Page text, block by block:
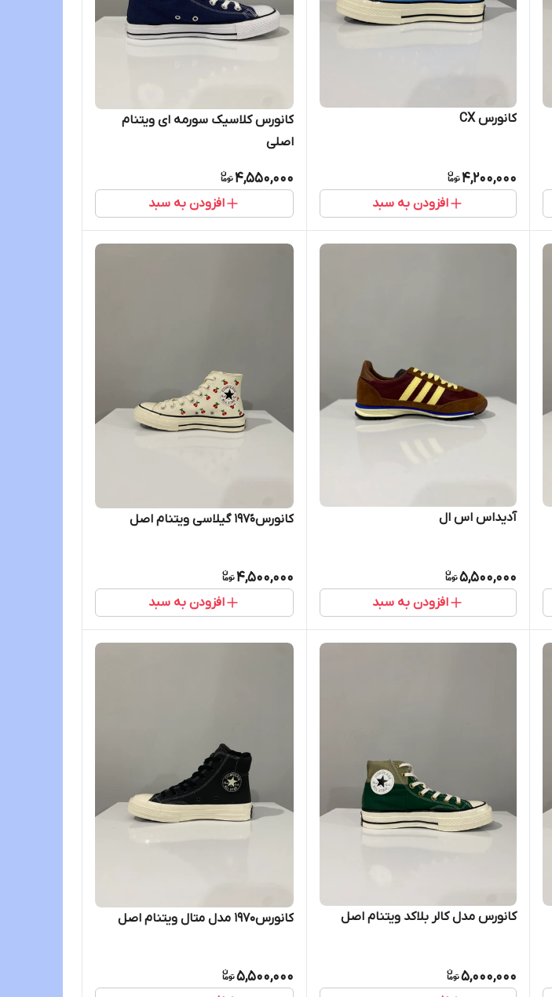
کانورس CX
4,200,000
افزودن به سبد
کانورس کلاسیک سورمه ای ویتنام
اصلی
4,550,000
افزودن به سبد
آدیداس اس ال
5,500,000
افزودن به سبد
کانورس۱۹۷۰ً گیلاسی ویتنام اصل
4,500,000
افزودن به سبد
کانورس مدل کالر بلاکد ویتنام اصل
5,000,000
کانورس۱۹۷۰ مدل متال ویتنام اصل
5,500,000